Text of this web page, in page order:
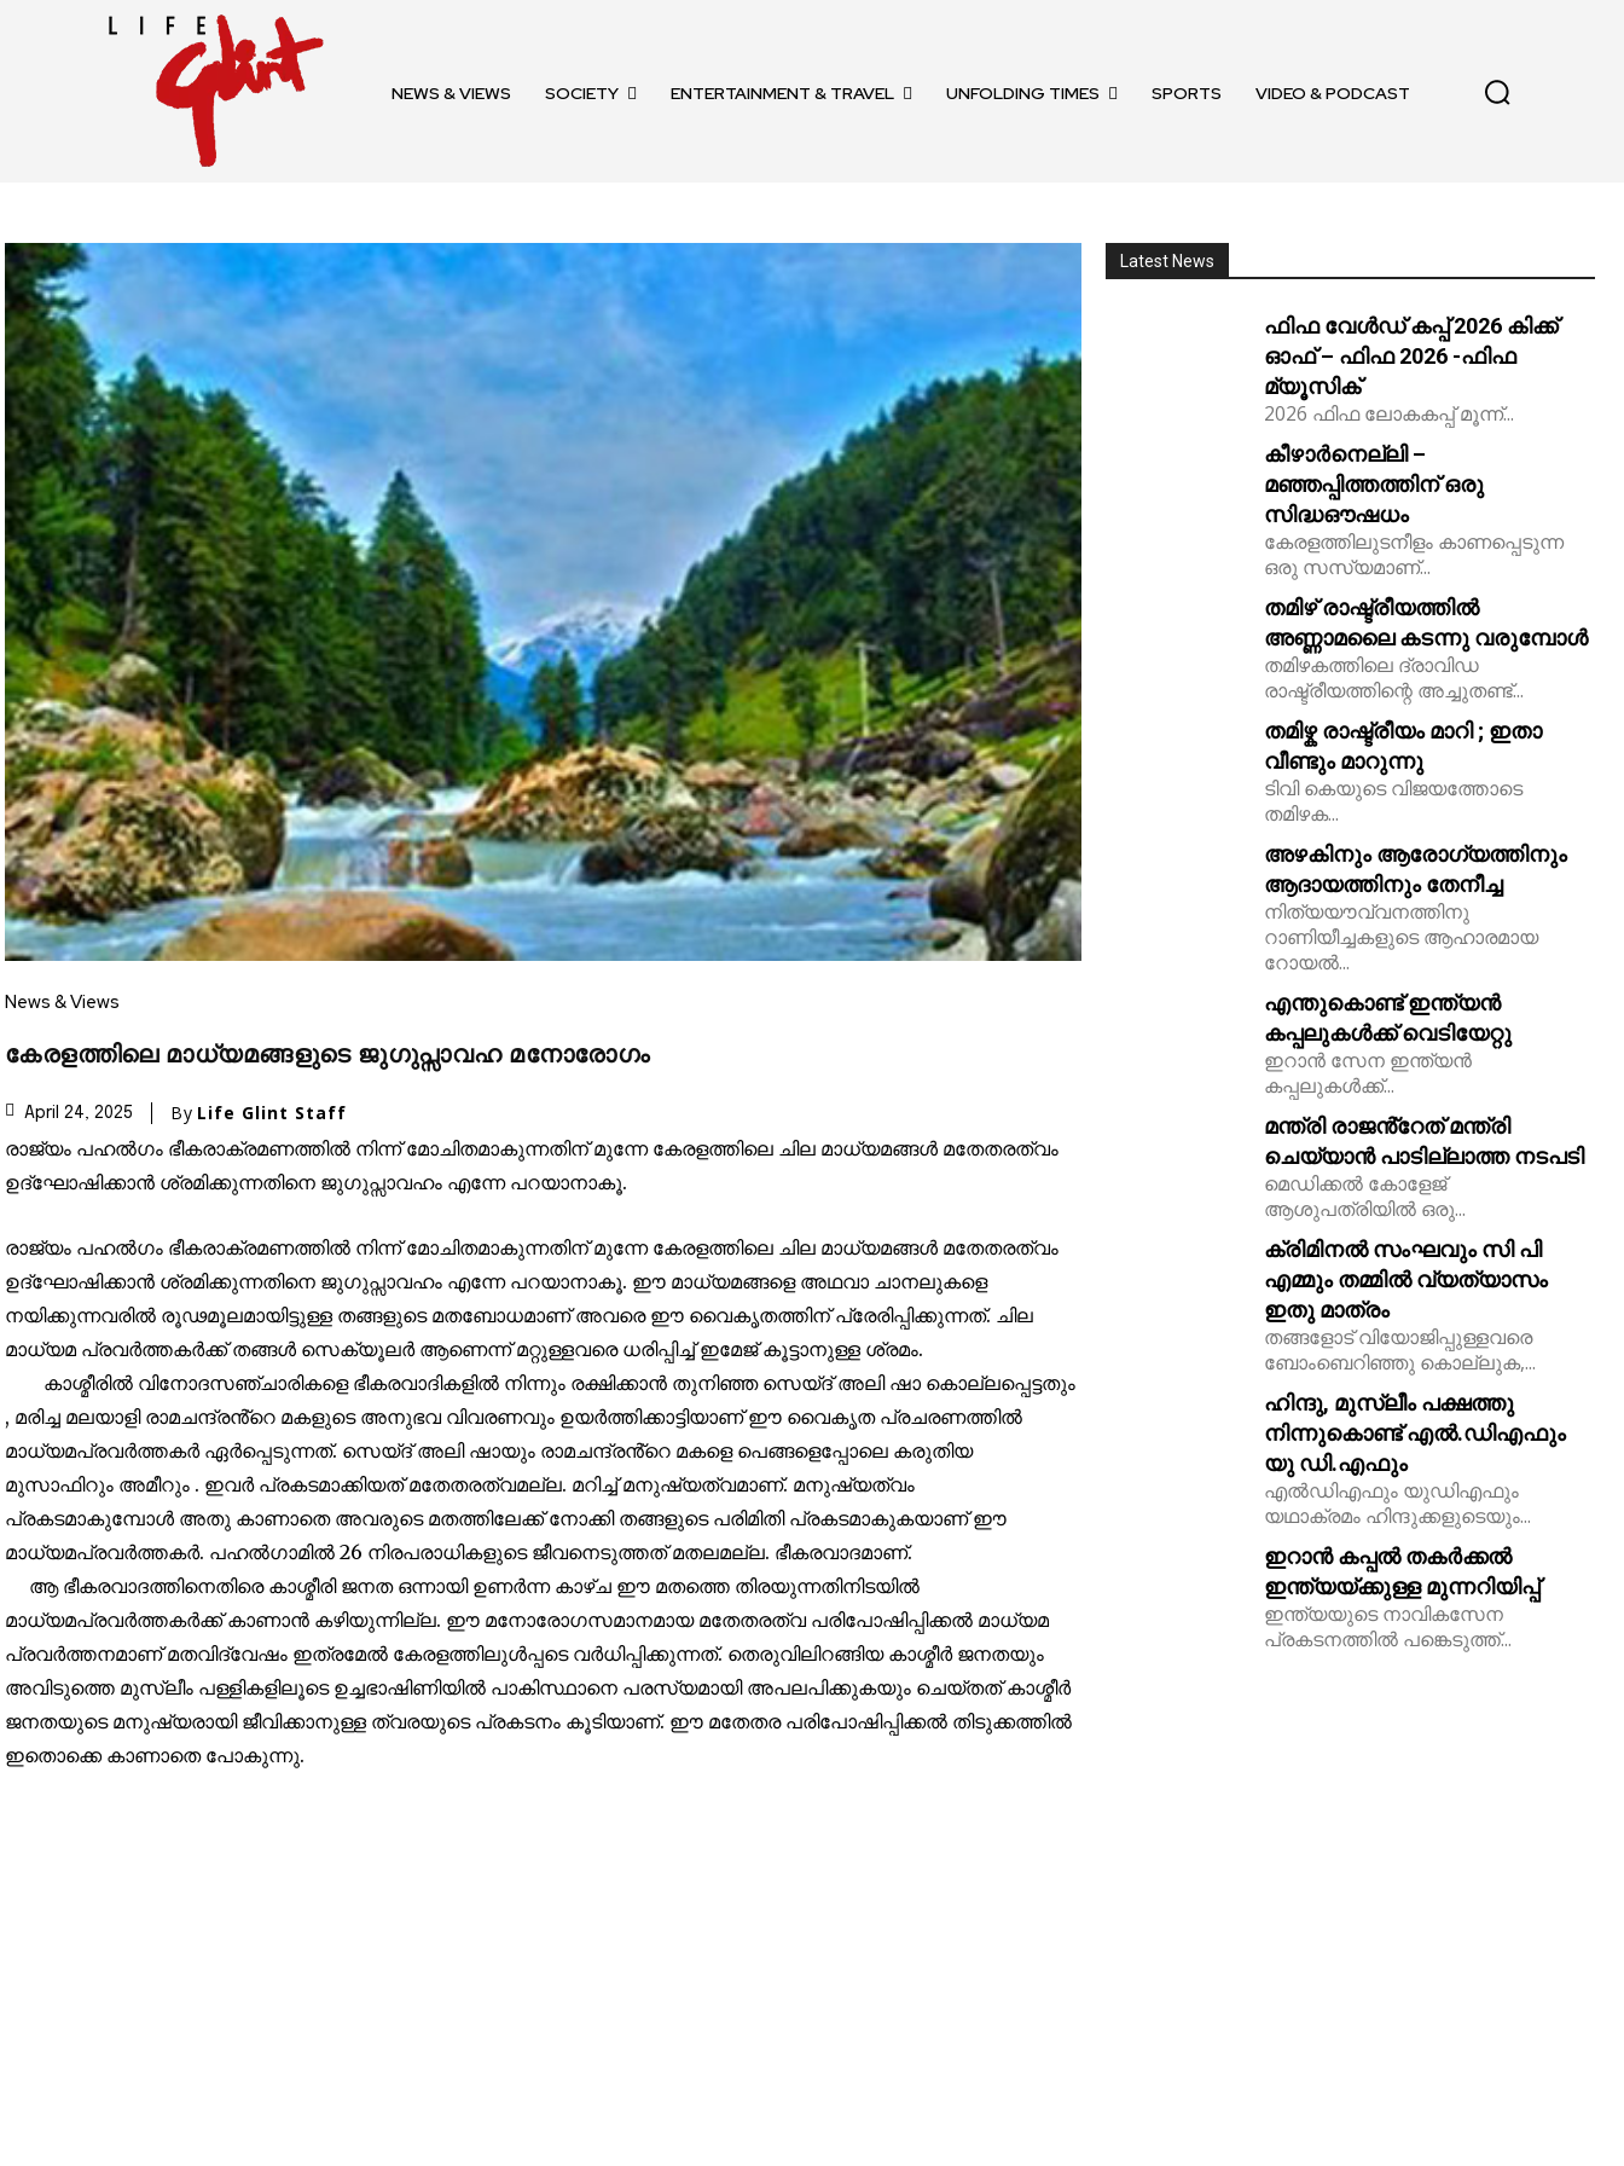
Join our community of
SUBSCRIBERS and be part
of the conversation.
To subscribe, simply enter your email address on our website or click
the subscribe button below. Don't worry, we respect your privacy and
won't spam your inbox. Your information is safe with us.
32,111 32,214
NEWS & VIEWS SOCIETY ENTERTAINMENT & TRAVEL UNFOLDING TIMES SPORTS VIDEO & PODCAST
News & Views
കേരളത്തിലെ മാധ്യമങ്ങളുടെ ജുഗുപ്സാവഹ മനോരോഗം
April 24, 2025 By Life Glint Staff
രാജ്യം പഹൽഗം ഭീകരാക്രമണത്തിൽ നിന്ന് മോചിതമാകുന്നതിന് മുന്നേ കേരളത്തിലെ ചില മാധ്യമങ്ങൾ മതേതരത്വം
ഉദ്ഘോഷിക്കാൻ ശ്രമിക്കുന്നതിനെ ജുഗുപ്സാവഹം എന്നേ പറയാനാകൂ.
രാജ്യം പഹൽഗം ഭീകരാക്രമണത്തിൽ നിന്ന് മോചിതമാകുന്നതിന് മുന്നേ കേരളത്തിലെ ചില മാധ്യമങ്ങൾ മതേതരത്വം
ഉദ്ഘോഷിക്കാൻ ശ്രമിക്കുന്നതിനെ ജുഗുപ്സാവഹം എന്നേ പറയാനാകൂ. ഈ മാധ്യമങ്ങളെ അഥവാ ചാനലുകളെ
നയിക്കുന്നവരിൽ രൂഢമൂലമായിട്ടുള്ള തങ്ങളുടെ മതബോധമാണ് അവരെ ഈ വൈകൃതത്തിന് പ്രേരിപ്പിക്കുന്നത്. ചില
മാധ്യമ പ്രവർത്തകർക്ക് തങ്ങൾ സെക്യൂലർ ആണെന്ന് മറ്റുള്ളവരെ ധരിപ്പിച്ച് ഇമേജ് കൂട്ടാനുള്ള ശ്രമം.
കാശ്മീരിൽ വിനോദസഞ്ചാരികളെ ഭീകരവാദികളിൽ നിന്നും രക്ഷിക്കാൻ തുനിഞ്ഞ സെയ്ദ് അലി ഷാ കൊല്ലപ്പെട്ടതും
, മരിച്ച മലയാളി രാമചന്ദ്രൻ്റെ മകളുടെ അനുഭവ വിവരണവും ഉയർത്തിക്കാട്ടിയാണ് ഈ വൈകൃത പ്രചരണത്തിൽ
മാധ്യമപ്രവർത്തകർ ഏർപ്പെടുന്നത്. സെയ്ദ് അലി ഷായും രാമചന്ദ്രൻ്റെ മകളെ പെങ്ങളെപ്പോലെ കരുതിയ
മുസാഫിറും അമീറും . ഇവർ പ്രകടമാക്കിയത് മതേതരത്വമല്ല. മറിച്ച് മനുഷ്യത്വമാണ്. മനുഷ്യത്വം
പ്രകടമാകുമ്പോൾ അതു കാണാതെ അവരുടെ മതത്തിലേക്ക് നോക്കി തങ്ങളുടെ പരിമിതി പ്രകടമാകുകയാണ് ഈ
മാധ്യമപ്രവർത്തകർ. പഹൽഗാമിൽ 26 നിരപരാധികളുടെ ജീവനെടുത്തത് മതലമല്ല. ഭീകരവാദമാണ്.
ആ ഭീകരവാദത്തിനെതിരെ കാശ്മീരി ജനത ഒന്നായി ഉണർന്ന കാഴ്ച ഈ മതത്തെ തിരയുന്നതിനിടയിൽ
മാധ്യമപ്രവർത്തകർക്ക് കാണാൻ കഴിയുന്നില്ല. ഈ മനോരോഗസമാനമായ മതേതരത്വ പരിപോഷിപ്പിക്കൽ മാധ്യമ
പ്രവർത്തനമാണ് മതവിദ്വേഷം ഇത്രമേൽ കേരളത്തിലുൾപ്പടെ വർധിപ്പിക്കുന്നത്. തെരുവിലിറങ്ങിയ കാശ്മീർ ജനതയും
അവിടുത്തെ മുസ്ലീം പള്ളികളിലൂടെ ഉച്ചഭാഷിണിയിൽ പാകിസ്ഥാനെ പരസ്യമായി അപലപിക്കുകയും ചെയ്തത് കാശ്മീർ
ജനതയുടെ മനുഷ്യരായി ജീവിക്കാനുള്ള ത്വരയുടെ പ്രകടനം കൂടിയാണ്. ഈ മതേതര പരിപോഷിപ്പിക്കൽ തിടുക്കത്തിൽ
ഇതൊക്കെ കാണാതെ പോകുന്നു.
Latest News
ഫിഫ വേൾഡ് കപ്പ് 2026 കിക്ക്‌
ഓഫ് – ഫിഫ 2026 -ഫിഫ
മ്യൂസിക്
2026 ഫിഫ ലോകകപ്പ് മൂന്ന്...
കീഴാർനെല്ലി –
മഞ്ഞപ്പിത്തത്തിന് ഒരു
സിദ്ധഔഷധം
കേരളത്തിലുടനീളം കാണപ്പെടുന്ന
ഒരു സസ്യമാണ്...
തമിഴ് രാഷ്ട്രീയത്തിൽ
അണ്ണാമലൈ കടന്നു വരുമ്പോൾ
തമിഴകത്തിലെ ദ്രാവിഡ
രാഷ്ട്രീയത്തിന്റെ അച്ചുതണ്ട്...
തമിഴ്ക രാഷ്ട്രീയം മാറി ; ഇതാ
വീണ്ടും മാറുന്നു
ടിവി കെയുടെ വിജയത്തോടെ
തമിഴക...
അഴകിനും ആരോഗ്യത്തിനും
ആദായത്തിനും തേനീച്ച
നിത്യയൗവ്വനത്തിനു
റാണിയീച്ചകളുടെ ആഹാരമായ
റോയല്‍...
എന്തുകൊണ്ട് ഇന്ത്യൻ
കപ്പലുകൾക്ക് വെടിയേറ്റു
ഇറാൻ സേന ഇന്ത്യൻ
കപ്പലുകൾക്ക്...
മന്ത്രി രാജൻ്റേത് മന്ത്രി
ചെയ്യാൻ പാടില്ലാത്ത നടപടി
മെഡിക്കൽ കോളേജ്
ആശുപത്രിയിൽ ഒരു...
ക്രിമിനൽ സംഘവും സി പി
എമ്മും തമ്മിൽ വ്യത്യാസം
ഇതു മാത്രം
തങ്ങളോട് വിയോജിപ്പുള്ളവരെ
ബോംബെറിഞ്ഞു കൊല്ലുക,...
ഹിന്ദു, മുസ്ലീം പക്ഷത്തു
നിന്നുകൊണ്ട് എൽ.ഡിഎഫും
യു ഡി.എഫും
എൽഡിഎഫും യുഡിഎഫും
യഥാക്രമം ഹിന്ദുക്കളുടെയും...
ഇറാൻ കപ്പൽ തകർക്കൽ
ഇന്ത്യയ്ക്കുള്ള മുന്നറിയിപ്പ്
ഇന്ത്യയുടെ നാവികസേന
പ്രകടനത്തിൽ പങ്കെടുത്ത്...